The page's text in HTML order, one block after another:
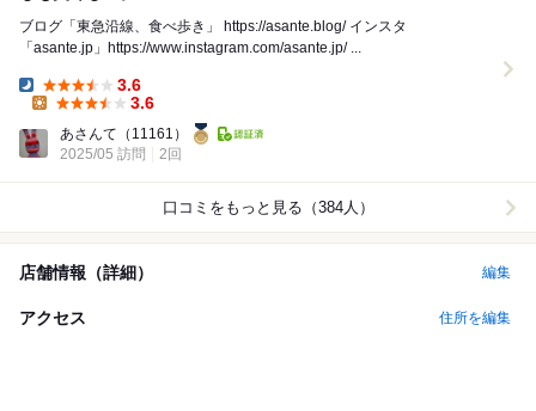
ブログ「東急沿線、食べ歩き」 https://asante.blog/ インスタ
「asante.jp」https://www.instagram.com/asante.jp/ ...
Dinner:
3.6
3.6
あさんて （11161）
2025/05 訪問
2回
口コミをもっと見る（384人）
店舗情報（詳細） 編集
アクセス 住所を編集